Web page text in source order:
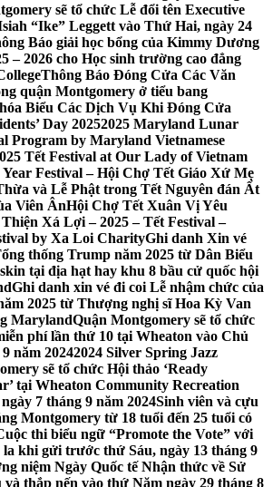
sẽ tổ chức Lễ đổi tên Executive
“Ike” Leggett vào Thứ Hai, ngày 24
Báo giải học bổng của Kimmy Dương
– 2026 cho Học sinh trường cao đẳng
Thông Báo Đóng Cửa Các Văn
quận Montgomery ở tiểu bang
Biểu Các Dịch Vụ Khi Đóng Cửa
Day 20252025 Maryland Lunar
Program by Maryland Vietnamese
Tết Festival at Our Lady of Vietnam
Festival – Hội Chợ Tết Giáo Xứ Mẹ
và Lễ Phật trong Tết Nguyên đán Ất
Viên ÂnHội Chợ Tết Xuân Vị Yêu
Xá Lợi – 2025 – Tết Festival –
by Xa Loi CharityGhi danh Xin vé
thống Trump năm 2025 từ Dân Biểu
tại địa hạt hay khu 8 bầu cử quốc hội
Ghi danh xin vé đi coi Lễ nhậm chức của
2025 từ Thượng nghị sĩ Hoa Kỳ Van
MarylandQuận Montgomery sẽ tổ chức
phí lần thứ 10 tại Wheaton vào Chủ
năm 20242024 Silver Spring Jazz
sẽ tổ chức Hội thảo ‘Ready
tại Wheaton Community Recreation
7 tháng 9 năm 2024Sinh viên và cựu
Montgomery từ 18 tuổi đến 25 tuổi có
thi biểu ngữ “Promote the Vote” với
la khi gửi trước thứ Sáu, ngày 13 tháng 9
niệm Ngày Quốc tế Nhận thức về Sử
thắp nến vào thứ Năm ngày 29 tháng 8